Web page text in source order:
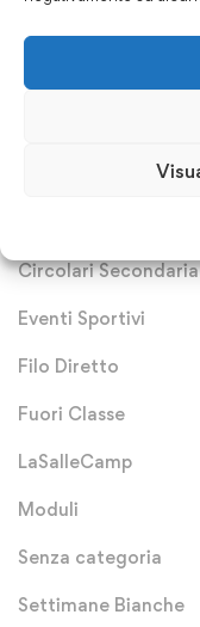
Categorie
Circolari Secondaria
Eventi Sportivi
Filo Diretto
Fuori Classe
LaSalleCamp
Moduli
Senza categoria
Settimane Bianche